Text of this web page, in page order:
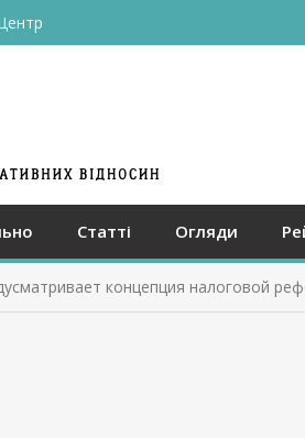
Статті Огляди
концепция налоговой